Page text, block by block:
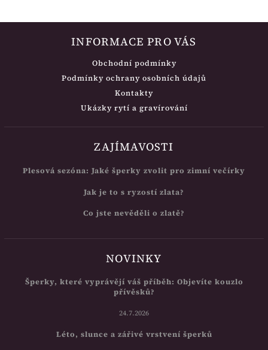
INFORMACE PRO VÁS
Obchodní podmínky
Podmínky ochrany osobních údajů
Kontakty
Ukázky rytí a gravírování
ZAJÍMAVOSTI
Plesová sezóna: Jaké šperky zvolit pro zimní večírky
Jak je to s ryzostí zlata?
Co jste nevěděli o zlatě?
NOVINKY
Šperky, které vyprávějí váš příběh: Objevíte kouzlo
přívěsků?
24.7.2026
Léto, slunce a zářivé vrstvení šperků